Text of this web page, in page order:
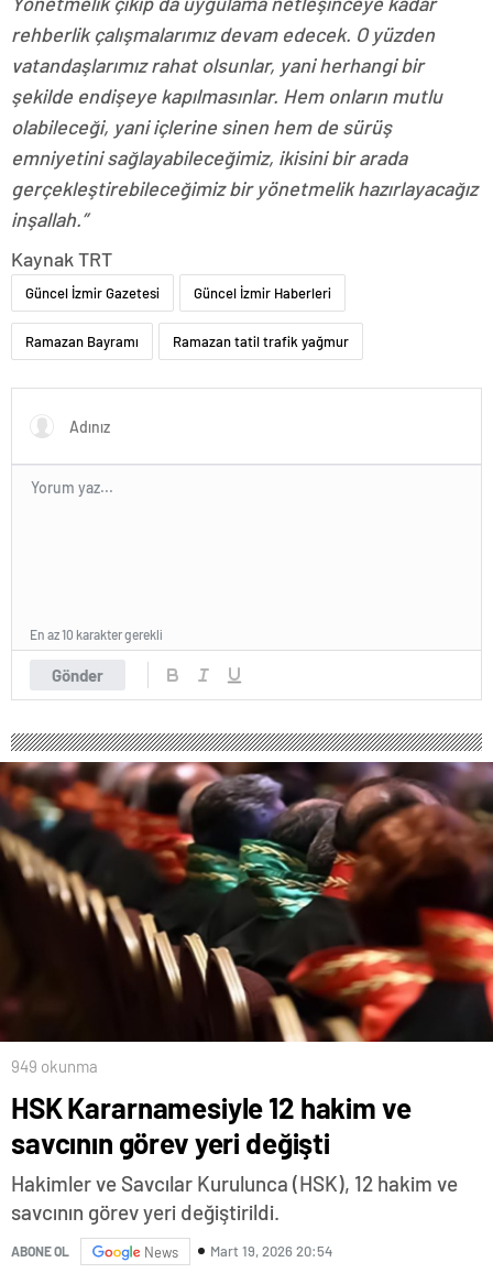
rehberlik çalışmalarımız devam edecek. O yüzden
vatandaşlarımız rahat olsunlar, yani herhangi bir
şekilde endişeye kapılmasınlar. Hem onların mutlu
olabileceği, yani içlerine sinen hem de sürüş
emniyetini sağlayabileceğimiz, ikisini bir arada
gerçekleştirebileceğimiz bir yönetmelik hazırlayacağız
inşallah.”
Kaynak TRT
Güncel İzmir Gazetesi Güncel İzmir Haberleri
Ramazan Bayramı Ramazan tatil trafik yağmur
Gönder
En az 10 karakter gerekli
949 okunma
HSK Kararnamesiyle 12 hakim ve
savcının görev yeri değişti
Hakimler ve Savcılar Kurulunca (HSK), 12 hakim ve
savcının görev yeri değiştirildi.
ABONE OL News Mart 19, 2026 20:54